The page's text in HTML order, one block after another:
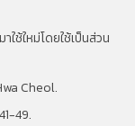
ใช้ใหม่โดยใช้เป็นส่วน
Cheol.
49.